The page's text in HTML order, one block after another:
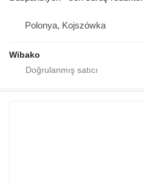
Polonya, Kojszówka
Wibako